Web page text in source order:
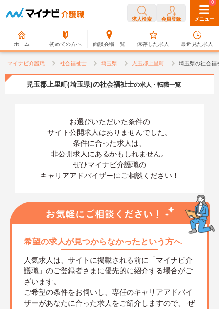
求人検索 会員登録 メニュー
ホーム 初めての方へ 面談会場一覧
0
保存した求人
0
最近見た求人
マイナビ介護職 社会福祉士 埼玉県 児玉郡上里町 埼玉県の社会福
児玉郡上里町(埼玉県)の社会福祉士の求人・転職一覧
お選びいただいた条件の
サイト公開求人はありませんでした。
条件に合った求人は、
非公開求人にあるかもしれません。
ぜひマイナビ介護職の
キャリアアドバイザーにご相談ください！
希望の求人が見つからなかったという方へ
人気求人は、サイトに掲載される前に「マイナビ介
護職」のご登録者さまに優先的に紹介する場合がご
ざいます。
ご希望の条件をお伺いし、専任のキャリアアドバイ
ザーがあなたに合った求人をご紹介しますので、
ぜ